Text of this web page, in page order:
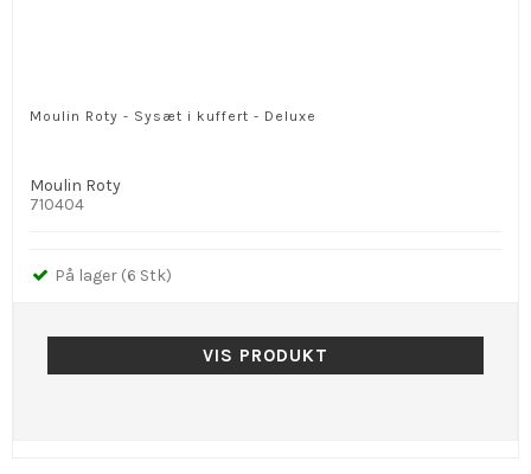
Moulin Roty - Sysæt i kuffert - Deluxe
Moulin Roty
710404
På lager (6 Stk)
VIS PRODUKT